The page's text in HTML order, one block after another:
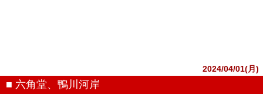
2024/04/01(月)
■ 六角堂、鴨川河岸